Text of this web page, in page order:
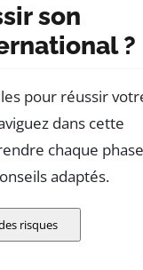
son
?
pour réussir
dans cette
chaque phase
adaptés.
risques